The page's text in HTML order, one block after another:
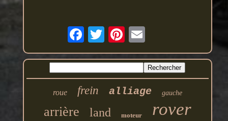
roue frein alliage gauche
arrière land moteur rover